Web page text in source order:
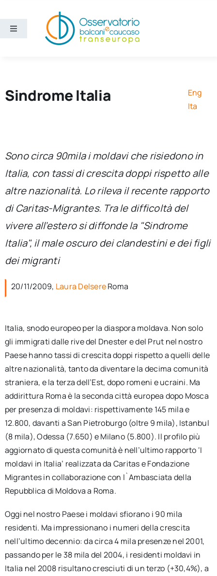
contenuto
Toggle
Sezioni
Cerca
per:
Newsletter
Ita
Sindrome Italia
Eng
Ita
Sono circa 90mila i moldavi che risiedono in
Italia, con tassi di crescita doppi rispetto alle
altre nazionalità. Lo rileva il recente rapporto
di Caritas-Migrantes. Tra le difficoltà del
vivere all’estero si diffonde la "Sindrome
Italia", il male oscuro dei clandestini e dei figli
dei migranti
20/11/2009, Laura DelsereRoma
Italia, snodo europeo per la diaspora moldava. Non solo
gli immigrati dalle rive del Dnester e del Prut nel nostro
Paese hanno tassi di crescita doppi rispetto a quelli delle
altre nazionalità, tanto da diventare la decima comunità
straniera, e la terza dell’Est, dopo romeni e ucraini. Ma
addirittura Roma è la seconda città europea dopo Mosca
per presenza di moldavi: rispettivamente 145 mila e
12.800, davanti a San Pietroburgo (oltre 9 mila), Istanbul
(8 mila), Odessa (7.650) e Milano (5.800). Il profilo più
aggiornato di questa comunità è nell’ultimo rapporto ‘I
moldavi in Italia’ realizzata da Caritas e Fondazione
Migrantes in collaborazione con l`Ambasciata della
Repubblica di Moldova a Roma.
Oggi nel nostro Paese i moldavi sfiorano i 90 mila
residenti. Ma impressionano i numeri della crescita
nell’ultimo decennio: da circa 4 mila presenze nel 2001,
passando per le 38 mila del 2004, i residenti moldavi in
Italia nel 2008 risultano cresciuti di un terzo (+30,4%), a